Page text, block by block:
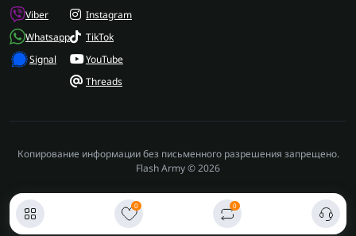
0 0
Viber
Whatsapp
Signal
Instagram
TikTok
YouTube
Threads
Копирование информации без письменного разрешения запрещено.
Flash Army © 2026